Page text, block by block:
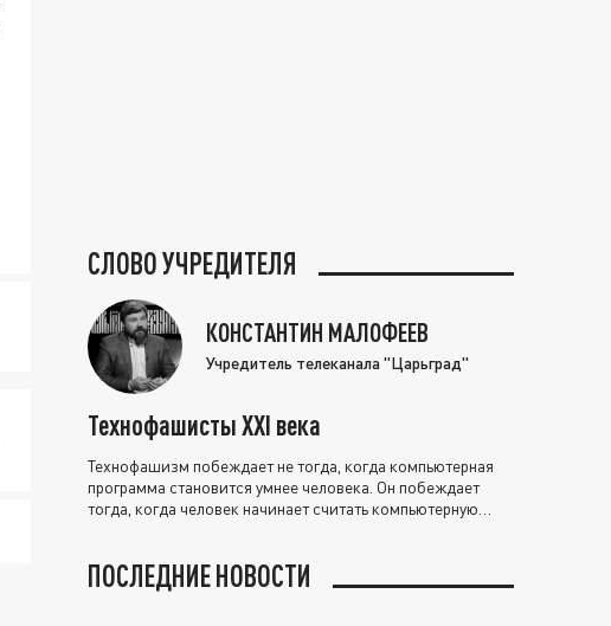
СЛОВО УЧРЕДИТЕЛЯ
КОНСТАНТИН МАЛОФЕЕВ
Учредитель телеканала "Царьград"
Технофашисты XXI века
Технофашизм побеждает не тогда, когда компьютерная
программа становится умнее человека. Он побеждает
тогда, когда человек начинает считать компьютерную
ПОСЛЕДНИЕ НОВОСТИ